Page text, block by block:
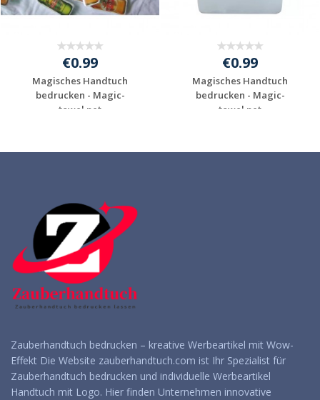
€0.99
Magisches Handtuch
bedrucken - Magic-
towel.net
anfragen
€0.99
Magisches Handtuch
bedrucken - Magic-
towel.net
anfragen
Zauberhandtuch bedrucken – kreative Werbeartikel mit Wow-
Effekt Die Website zauberhandtuch.com ist Ihr Spezialist für
Zauberhandtuch bedrucken und individuelle Werbeartikel
Handtuch mit Logo. Hier finden Unternehmen innovative